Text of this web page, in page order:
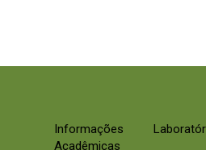
Informações
Acadêmicas